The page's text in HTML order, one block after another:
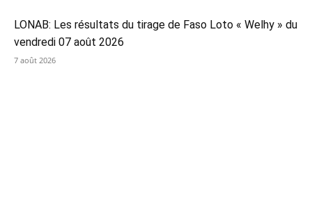
LONAB: Les résultats du tirage de Faso Loto « Welhy » du
vendredi 07 août 2026
7 août 2026